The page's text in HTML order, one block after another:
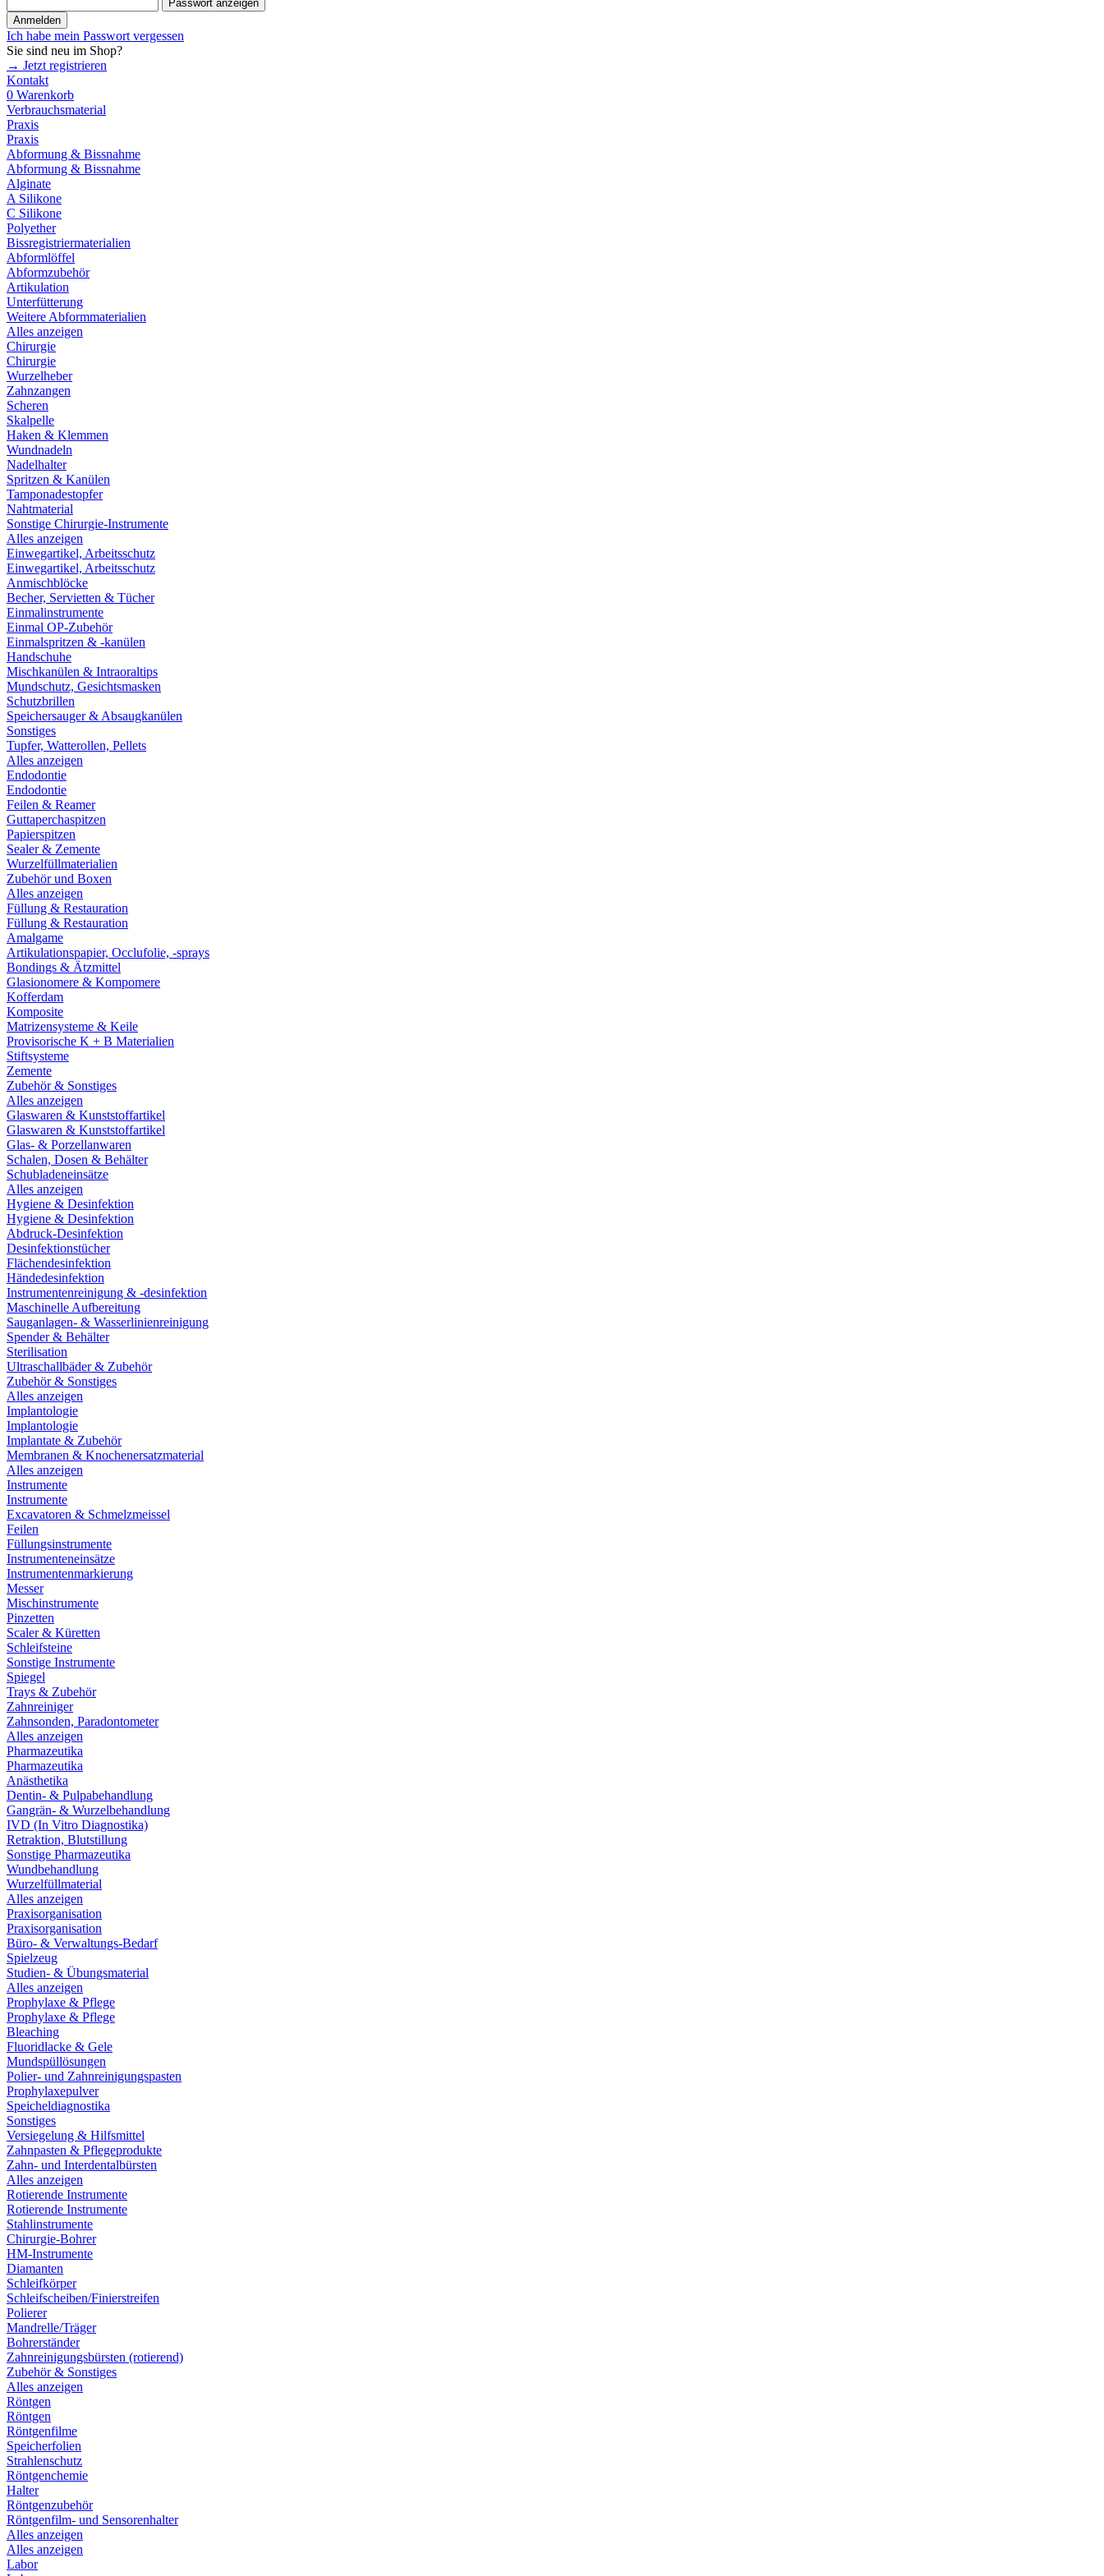
Passwort anzeigen
Anmelden
Ich habe mein Passwort vergessen
Sie sind neu im Shop?
→ Jetzt registrieren
Kontakt
0 Warenkorb
Verbrauchsmaterial
Praxis
Praxis
Abformung & Bissnahme
Abformung & Bissnahme
Alginate
A Silikone
C Silikone
Polyether
Bissregistriermaterialien
Abformlöffel
Abformzubehör
Artikulation
Unterfütterung
Weitere Abformmaterialien
Alles anzeigen
Chirurgie
Chirurgie
Wurzelheber
Zahnzangen
Scheren
Skalpelle
Haken & Klemmen
Wundnadeln
Nadelhalter
Spritzen & Kanülen
Tamponadestopfer
Nahtmaterial
Sonstige Chirurgie-Instrumente
Alles anzeigen
Einwegartikel, Arbeitsschutz
Einwegartikel, Arbeitsschutz
Anmischblöcke
Becher, Servietten & Tücher
Einmalinstrumente
Einmal OP-Zubehör
Einmalspritzen & -kanülen
Handschuhe
Mischkanülen & Intraoraltips
Mundschutz, Gesichtsmasken
Schutzbrillen
Speichersauger & Absaugkanülen
Sonstiges
Tupfer, Watterollen, Pellets
Alles anzeigen
Endodontie
Endodontie
Feilen & Reamer
Guttaperchaspitzen
Papierspitzen
Sealer & Zemente
Wurzelfüllmaterialien
Zubehör und Boxen
Alles anzeigen
Füllung & Restauration
Füllung & Restauration
Amalgame
Artikulationspapier, Occlufolie, -sprays
Bondings & Ätzmittel
Glasionomere & Kompomere
Kofferdam
Komposite
Matrizensysteme & Keile
Provisorische K + B Materialien
Stiftsysteme
Zemente
Zubehör & Sonstiges
Alles anzeigen
Glaswaren & Kunststoffartikel
Glaswaren & Kunststoffartikel
Glas- & Porzellanwaren
Schalen, Dosen & Behälter
Schubladeneinsätze
Alles anzeigen
Hygiene & Desinfektion
Hygiene & Desinfektion
Abdruck-Desinfektion
Desinfektionstücher
Flächendesinfektion
Händedesinfektion
Instrumentenreinigung & -desinfektion
Maschinelle Aufbereitung
Sauganlagen- & Wasserlinienreinigung
Spender & Behälter
Sterilisation
Ultraschallbäder & Zubehör
Zubehör & Sonstiges
Alles anzeigen
Implantologie
Implantologie
Implantate & Zubehör
Membranen & Knochenersatzmaterial
Alles anzeigen
Instrumente
Instrumente
Excavatoren & Schmelzmeissel
Feilen
Füllungsinstrumente
Instrumenteneinsätze
Instrumentenmarkierung
Messer
Mischinstrumente
Pinzetten
Scaler & Küretten
Schleifsteine
Sonstige Instrumente
Spiegel
Trays & Zubehör
Zahnreiniger
Zahnsonden, Paradontometer
Alles anzeigen
Pharmazeutika
Pharmazeutika
Anästhetika
Dentin- & Pulpabehandlung
Gangrän- & Wurzelbehandlung
IVD (In Vitro Diagnostika)
Retraktion, Blutstillung
Sonstige Pharmazeutika
Wundbehandlung
Wurzelfüllmaterial
Alles anzeigen
Praxisorganisation
Praxisorganisation
Büro- & Verwaltungs-Bedarf
Spielzeug
Studien- & Übungsmaterial
Alles anzeigen
Prophylaxe & Pflege
Prophylaxe & Pflege
Bleaching
Fluoridlacke & Gele
Mundspüllösungen
Polier- und Zahnreinigungspasten
Prophylaxepulver
Speicheldiagnostika
Sonstiges
Versiegelung & Hilfsmittel
Zahnpasten & Pflegeprodukte
Zahn- und Interdentalbürsten
Alles anzeigen
Rotierende Instrumente
Rotierende Instrumente
Stahlinstrumente
Chirurgie-Bohrer
HM-Instrumente
Diamanten
Schleifkörper
Schleifscheiben/Finierstreifen
Polierer
Mandrelle/Träger
Bohrerständer
Zahnreinigungsbürsten (rotierend)
Zubehör & Sonstiges
Alles anzeigen
Röntgen
Röntgen
Röntgenfilme
Speicherfolien
Strahlenschutz
Röntgenchemie
Halter
Röntgenzubehör
Röntgenfilm- und Sensorenhalter
Alles anzeigen
Alles anzeigen
Labor